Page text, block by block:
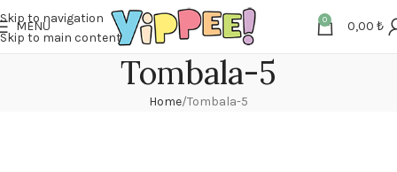
Skip to navigation
Skip to main content
MENU 0 0,00 ₺
Tombala-5
Home Tombala-5